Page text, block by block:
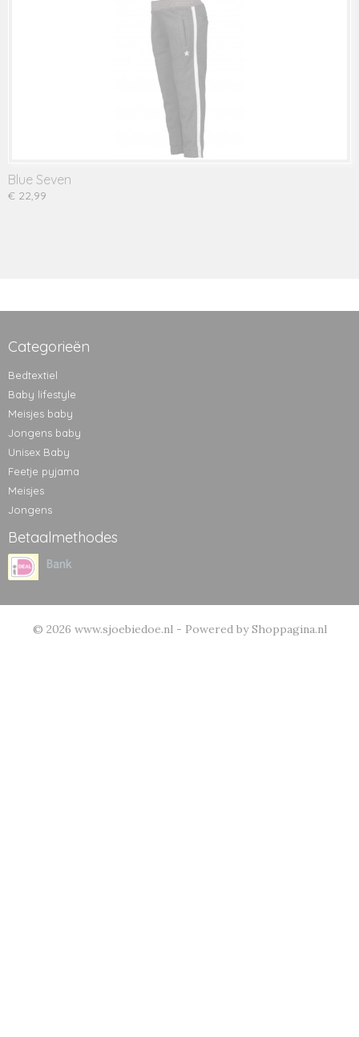
Blue Seven
€ 22,99
Categorieën
Bedtextiel
Baby lifestyle
Meisjes baby
Jongens baby
Unisex Baby
Feetje pyjama
Meisjes
Jongens
Betaalmethodes
© 2026 www.sjoebiedoe.nl - Powered by Shoppagina.nl